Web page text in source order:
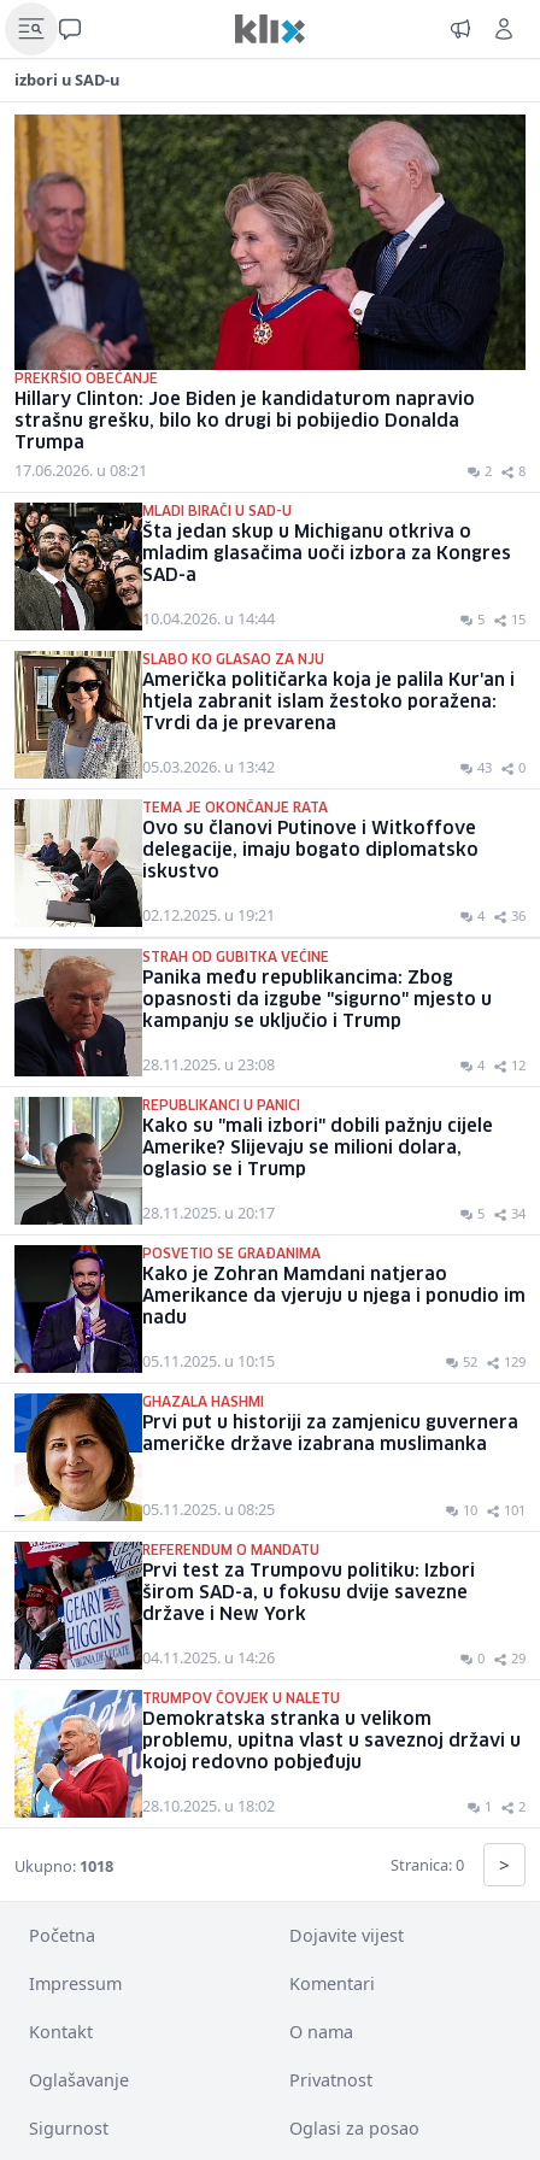
izbori u SAD-u
PREKRŠIO OBEĆANJE
Hillary Clinton: Joe Biden je kandidaturom napravio
strašnu grešku, bilo ko drugi bi pobijedio Donalda
Trumpa
17.06.2026. u 08:21 2 8
MLADI BIRAČI U SAD-U
Šta jedan skup u Michiganu otkriva o
mladim glasačima uoči izbora za Kongres
SAD-a
10.04.2026. u 14:44 5 15
SLABO KO GLASAO ZA NJU
Američka političarka koja je palila Kur'an i
htjela zabranit islam žestoko poražena:
Tvrdi da je prevarena
05.03.2026. u 13:42 43 0
TEMA JE OKONČANJE RATA
Ovo su članovi Putinove i Witkoffove
delegacije, imaju bogato diplomatsko
iskustvo
02.12.2025. u 19:21 4 36
STRAH OD GUBITKA VEĆINE
Panika među republikancima: Zbog
opasnosti da izgube "sigurno" mjesto u
kampanju se uključio i Trump
28.11.2025. u 23:08 4 12
REPUBLIKANCI U PANICI
Kako su "mali izbori" dobili pažnju cijele
Amerike? Slijevaju se milioni dolara,
oglasio se i Trump
28.11.2025. u 20:17 5 34
POSVETIO SE GRAĐANIMA
Kako je Zohran Mamdani natjerao
Amerikance da vjeruju u njega i ponudio im
nadu
05.11.2025. u 10:15 52 129
GHAZALA HASHMI
Prvi put u historiji za zamjenicu guvernera
američke države izabrana muslimanka
05.11.2025. u 08:25 10 101
REFERENDUM O MANDATU
Prvi test za Trumpovu politiku: Izbori
širom SAD-a, u fokusu dvije savezne
države i New York
04.11.2025. u 14:26 0 29
TRUMPOV ČOVJEK U NALETU
Demokratska stranka u velikom
problemu, upitna vlast u saveznoj državi u
kojoj redovno pobjeđuju
28.10.2025. u 18:02 1 2
Ukupno: 1018 Stranica: 0 >
Početna Dojavite vijest
Impressum Komentari
Kontakt O nama
Oglašavanje Privatnost
Sigurnost Oglasi za posao